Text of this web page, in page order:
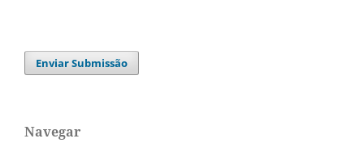
Enviar Submissão
Navegar